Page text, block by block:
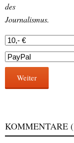
des
Journalismus.
Weiter
KOMMENTARE